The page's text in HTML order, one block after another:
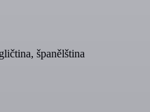
španělština